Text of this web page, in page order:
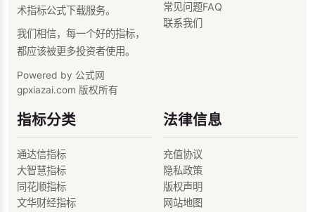
术指标公式下载服务。
我们相信，每一个好的指标，
都应该被更多投资者使用。
Powered by 公式网
gpxiazai.com 版权所有
常见问题FAQ
联系我们
指标分类
通达信指标
大智慧指标
同花顺指标
文华财经指标
法律信息
充值协议
隐私政策
版权声明
网站地图